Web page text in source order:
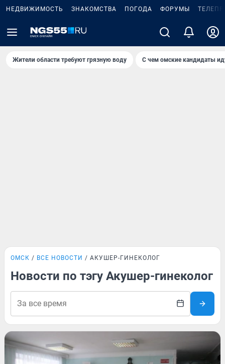
НЕДВИЖИМОСТЬ ЗНАКОМСТВА ПОГОДА ФОРУМЫ
Жители области требуют грязную воду С чем омские кандидаты
ОМСК ВСЕ НОВОСТИ АКУШЕР-ГИНЕКОЛОГ
Новости по тэгу Акушер-гинеколог